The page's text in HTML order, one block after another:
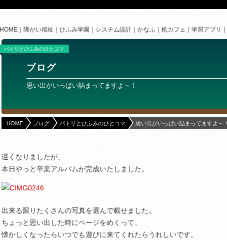
HOME 障がい福祉 ひふみ学園 システム設計 かなふ 机カフェ 学習アプリ
パトリとひふみのひとコマ
ブログ
思い出がいっぱい詰まってますよ～！
HOME ブログ パトリとひふみのひとコマ 思い出がいっぱい詰まってますよ～！
遅くなりましたが、
本日やっと卒業アルバムが完成いたしました。
出来る限りたくさんの写真を選んで載せました。
ちょっと思い出した時にページをめくって、
懐かしくなったらいつでも遊びに来てくれたらうれしいです。